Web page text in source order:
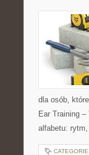
dla osób,
Ear Training
alfabetu: